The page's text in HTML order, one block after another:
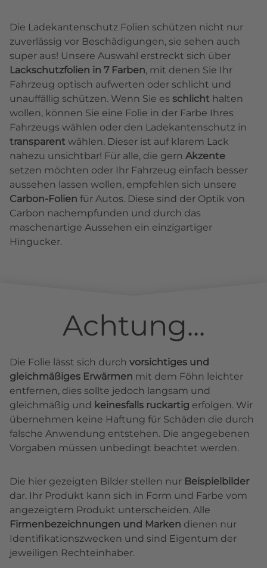
Die Ladekantenschutz Folien schützen nicht nur
zuverlässig vor Beschädigungen, sie sehen auch
super aus! Unsere Auswahl erstreckt sich über
Lackschutzfolien in 7 Farben, mit denen Sie Ihr
Fahrzeug optisch aufwerten oder schlicht und
unauffällig schützen. Wenn Sie es schlicht halten
wollen, können Sie eine Folie in der Farbe Ihres
Fahrzeugs wählen oder den Ladekantenschutz in
transparent wählen. Dieser ist auf klarem Lack
nahezu unsichtbar! Für alle, die gern Akzente
setzen möchten oder Ihr Fahrzeug einfach besser
aussehen lassen wollen, empfehlen sich unsere
Carbon-Folien für Autos. Diese sind der Optik von
Carbon nachempfunden und durch das
maschenartige Aussehen ein einzigartiger
Hingucker.
Achtung...
Die Folie lässt sich durch vorsichtiges und
gleichmäßiges Erwärmen mit dem Föhn leichter
entfernen, dies sollte jedoch langsam und
gleichmäßig und keinesfalls ruckartig erfolgen. Wir
übernehmen keine Haftung für Schäden die durch
falsche Anwendung entstehen. Die angegebenen
Vorgaben müssen unbedingt beachtet werden.
Die hier gezeigten Bilder stellen nur Beispielbilder
dar. Ihr Produkt kann sich in Form und Farbe vom
angezeigtem Produkt unterscheiden. Alle
Firmenbezeichnungen und Marken dienen nur
Identifikationszwecken und sind Eigentum der
jeweiligen Rechteinhaber.